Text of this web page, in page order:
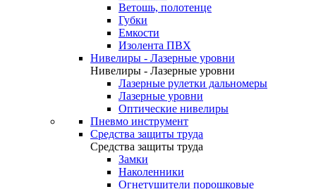
Ветошь, полотенце
Губки
Емкости
Изолента ПВХ
Нивелиры - Лазерные уровни
Нивелиры - Лазерные уровни
Лазерные рулетки дальномеры
Лазерные уровни
Оптические нивелиры
Пневмо инструмент
Средства защиты труда
Средства защиты труда
Замки
Наколенники
Огнетушители порошковые